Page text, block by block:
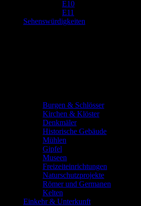
E10
E11
Sehenswürdigkeiten
Burgen & Schlösser
Kirchen & Klöster
Denkmäler
Historische Gebäude
Mühlen
Gipfel
Museen
Freizeiteinrichtungen
Naturschutzprojekte
Römer und Germanen
Kelten
Einkehr & Unterkunft